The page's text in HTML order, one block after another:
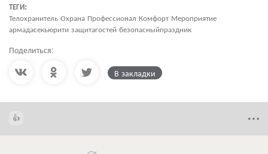
ТЕГИ:
Телохранитель Охрана Профессионал Комфорт Мероприятие
армадасекьюрити защитагостей безопасныйпраздник
Поделиться:
В закладки